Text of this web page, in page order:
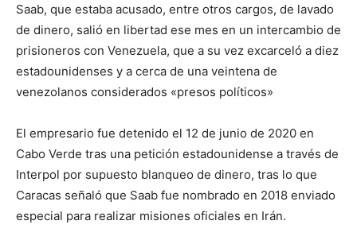
Saab, que estaba acusado, entre otros cargos, de lavado
de dinero, salió en libertad ese mes en un intercambio de
prisioneros con Venezuela, que a su vez excarceló a diez
estadounidenses y a cerca de una veintena de
venezolanos considerados «presos políticos»
El empresario fue detenido el 12 de junio de 2020 en
Cabo Verde tras una petición estadounidense a través de
Interpol por supuesto blanqueo de dinero, tras lo que
Caracas señaló que Saab fue nombrado en 2018 enviado
especial para realizar misiones oficiales en Irán.